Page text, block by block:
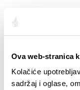
Ova web-stranica
Kolačiće
sadržaj i oglase,